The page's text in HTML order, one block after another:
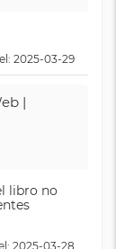
2025-03-29
|
libro no
2025-03-28